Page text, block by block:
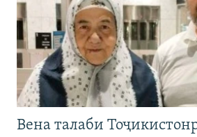
Вена талаби